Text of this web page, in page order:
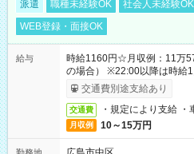
派遣 職種未経験OK 社会人未経験OK
WEB登録・面接OK
給与
時給1160円☆月収例：11万
の場合） ※22:00以降は時給
交通費別途支給あり
交通費 ・規定により支給
月収例 10～15万円